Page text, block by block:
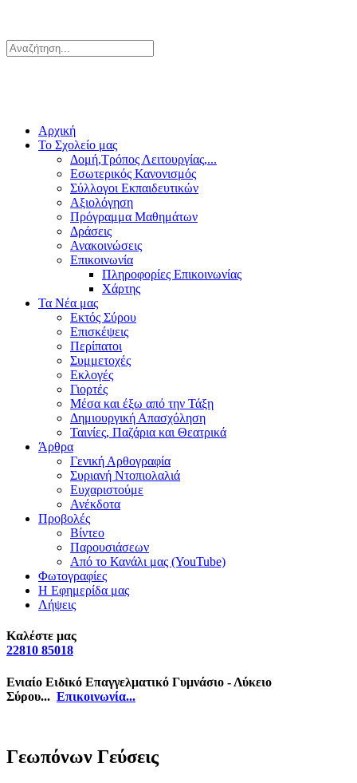
Αρχική
Το Σχολείο μας
Δομή,Τρόπος Λειτουργίας,...
Εσωτερικός Κανονισμός
Σύλλογοι Εκπαιδευτικών
Αξιολόγηση
Πρόγραμμα Μαθημάτων
Δράσεις
Ανακοινώσεις
Επικοινωνία
Πληροφορίες Επικοινωνίας
Χάρτης
Τα Νέα μας
Εκτός Σύρου
Επισκέψεις
Περίπατοι
Συμμετοχές
Εκλογές
Γιορτές
Μέσα και έξω από την Τάξη
Δημιουργική Απασχόληση
Ταινίες, Παζάρια και Θεατρικά
Άρθρα
Γενική Αρθογραφία
Συριανή Ντοπιολαλιά
Ευχαριστούμε
Ανέκδοτα
Προβολές
Βίντεο
Παρουσιάσεων
Από το Κανάλι μας (YouTube)
Φωτογραφίες
Η Εφημερίδα μας
Λήψεις
Καλέστε μας
22810 85018
Ενιαίο Ειδικό Επαγγελματικό Γυμνάσιο - Λύκειο
Σύρου... Επικοινωνία...
Γεωπόνων Γεύσεις